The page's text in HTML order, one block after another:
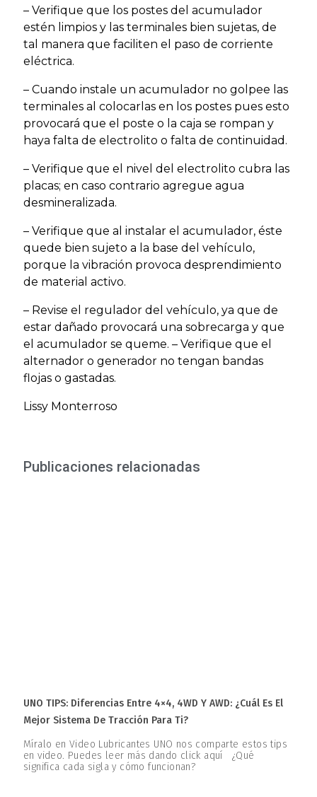
– Verifique que los postes del acumulador
estén limpios y las terminales bien sujetas, de
tal manera que faciliten el paso de corriente
eléctrica.
– Cuando instale un acumulador no golpee las
terminales al colocarlas en los postes pues esto
provocará que el poste o la caja se rompan y
haya falta de electrolito o falta de continuidad.
– Verifique que el nivel del electrolito cubra las
placas; en caso contrario agregue agua
desmineralizada.
– Verifique que al instalar el acumulador, éste
quede bien sujeto a la base del vehículo,
porque la vibración provoca desprendimiento
de material activo.
– Revise el regulador del vehículo, ya que de
estar dañado provocará una sobrecarga y que
el acumulador se queme. – Verifique que el
alternador o generador no tengan bandas
flojas o gastadas.
Lissy Monterroso
Publicaciones relacionadas
UNO TIPS: Diferencias Entre 4×4, 4WD Y AWD: ¿Cuál Es El
Mejor Sistema De Tracción Para Ti?
Míralo en Video Lubricantes UNO nos comparte estos tips
en video. Puedes leer más dando click aquí ¿Qué
significa cada sigla y cómo funcionan?